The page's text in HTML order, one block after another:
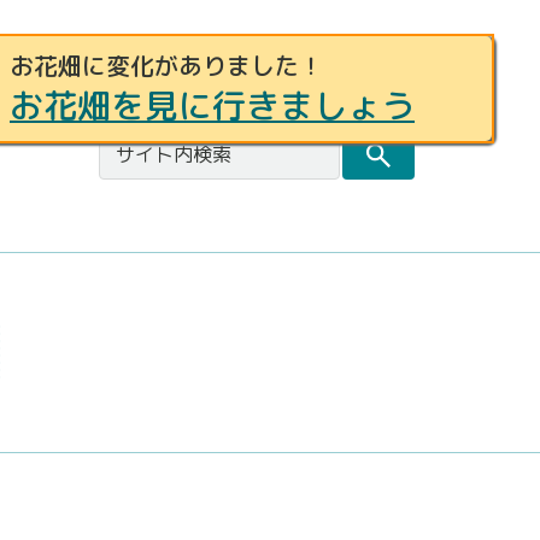
例募集 お問合せ 都庁総合トップページ
お花畑に変化がありました！
お花畑を見に行きましょう